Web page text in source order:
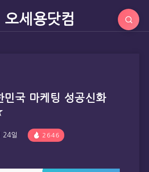
오세용닷컴
민국 마케팅 성공신화
24일 2646